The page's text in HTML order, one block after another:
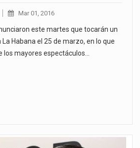
Mar 01, 2016
este martes que tocarán un
Habana el 25 de marzo, en lo que
los mayores espectáculos…